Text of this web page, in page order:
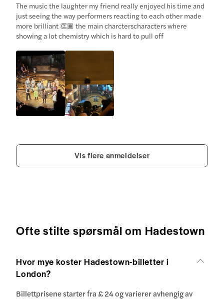
The music the laughter my friend really enjoyed his time and
just seeing the way performers reacting to each other made
more brilliant 👏🏾 the main charcterscharacters where
showing a lot chemistry which is hard to pull off
Vis flere anmeldelser
Ofte stilte spørsmål om Hadestown
Hvor mye koster Hadestown-billetter i
London?
Billettprisene starter fra £ 24 og varierer avhengig av